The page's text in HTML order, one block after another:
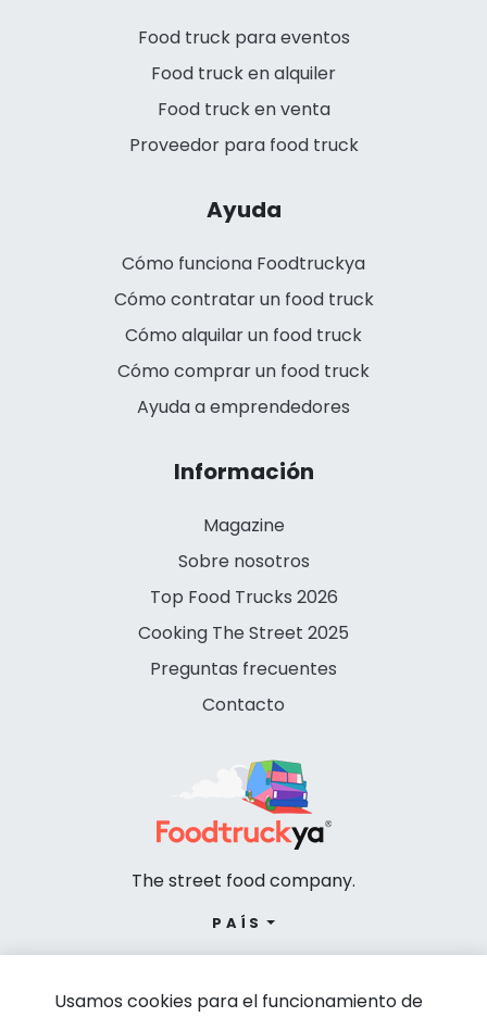
Food truck para eventos
Food truck en alquiler
Food truck en venta
Proveedor para food truck
Ayuda
Cómo funciona Foodtruckya
Cómo contratar un food truck
Cómo alquilar un food truck
Cómo comprar un food truck
Ayuda a emprendedores
Información
Magazine
Sobre nosotros
Top Food Trucks 2026
Cooking The Street 2025
Preguntas frecuentes
Contacto
The street food company.
PAÍS
Usamos cookies para el funcionamiento de